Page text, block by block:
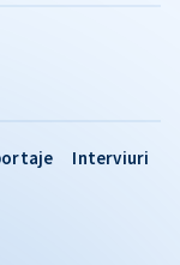
Interviuri